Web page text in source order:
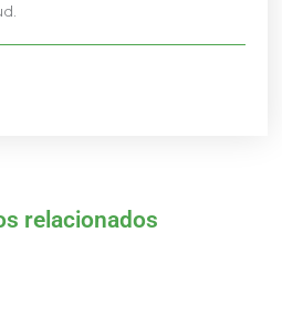
relacionados